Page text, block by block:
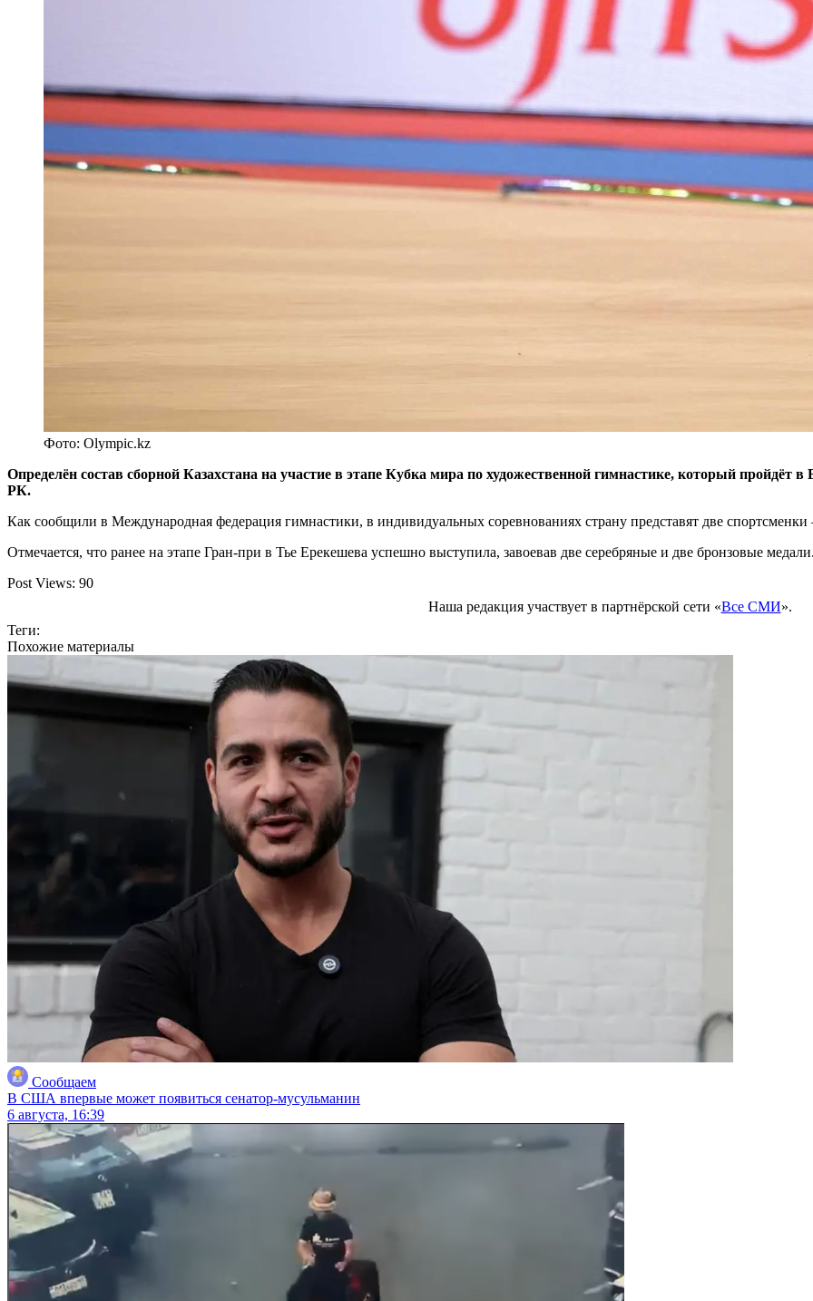
Фото: Olympic.kz
Определён состав сборной Казахстана на участие в этапе Кубка мира по художественной гимнастике, который пройдёт в
РК.
Как сообщили в Международная федерация гимнастики, в индивидуальных соревнованиях страну представят две
Отмечается, что ранее на этапе Гран-при в Тье Ерекешева успешно выступила, завоевав две серебряные и две бронзовые
Post Views: 90
Наша редакция участвует в партнёрской сети «Все СМИ».
Теги:
Похожие материалы
Сообщаем
В США впервые может появиться сенатор-мусульманин
6 августа, 16:39